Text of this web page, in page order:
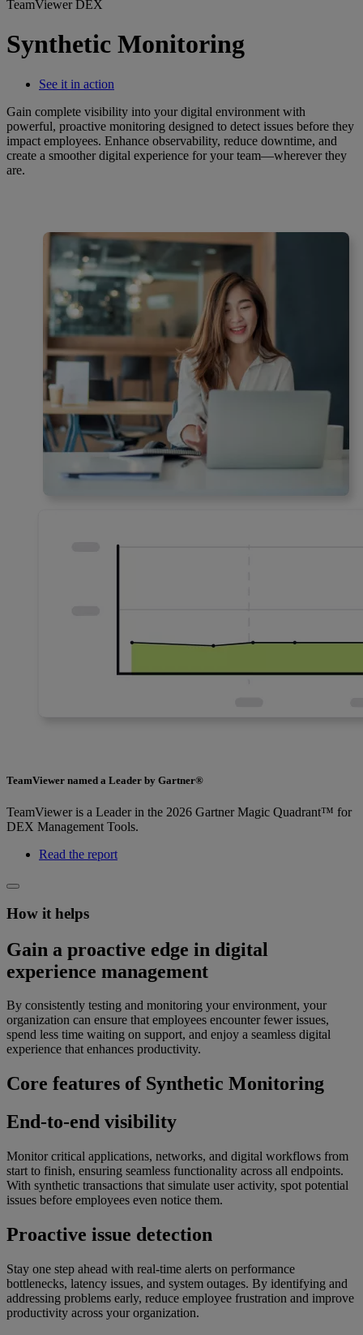
TeamViewer DEX
Synthetic Monitoring
See it in action
Gain complete visibility into your digital environment with
powerful, proactive monitoring designed to detect issues before they
impact employees. Enhance observability, reduce downtime, and
create a smoother digital experience for your team—wherever they
are.
TeamViewer named a Leader by Gartner®
TeamViewer is a Leader in the 2026 Gartner Magic Quadrant™ for
DEX Management Tools.
Read the report
How it helps
Gain a proactive edge in digital
experience management
By consistently testing and monitoring your environment, your
organization can ensure that employees encounter fewer issues,
spend less time waiting on support, and enjoy a seamless digital
experience that enhances productivity.
Core features of Synthetic Monitoring
End-to-end visibility
Monitor critical applications, networks, and digital workflows from
start to finish, ensuring seamless functionality across all endpoints.
With synthetic transactions that simulate user activity, spot potential
issues before employees even notice them.
Proactive issue detection
Stay one step ahead with real-time alerts on performance
bottlenecks, latency issues, and system outages. By identifying and
addressing problems early, reduce employee frustration and improve
productivity across your organization.